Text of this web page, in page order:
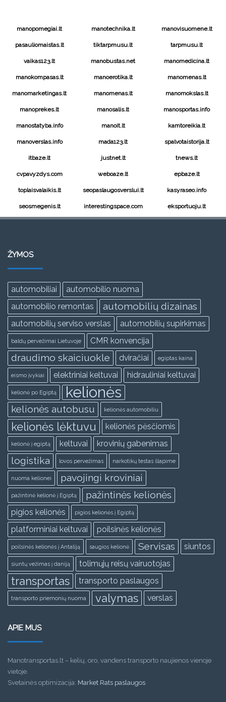
manopomegiai.lt manotechnika.lt manovisuomene.lt
pasauliomaistas.lt tiktarpmusu.lt tarpmusu.lt
vaikas123.lt manobustas.net manomedicina.lt
manokompasas.lt manoerotika.lt manomenas.lt
manomarketingas.lt manomenas.lt manomokslas.lt
manoprekes.lt manosalis.lt manosportas.info
manostatyba.info manoit.lt kamtoreikia.lt
manoverslas.info mada123.lt spalvotaistorija.lt
itbaze.lt justnet.lt tnews.lt
cvpavyzdys.com weboaze.lt epbaze.lt
toplaisvalaikis.lt seopaslaugosverslui.lt kasyraseo.info
seosmegenis.lt interestingspace.com eksportuoju.lt
ŽYMOS
automobiliai
automobilio nuoma
automobilio remontas
automobilių dizainas
automobilių serviso verslas automobilių supirkimas
baldų pervežimai Lietuvoje CMR konvencija
draudimo skaiciuokle dviračiai egiptas kaina
eismo įvykiai elektriniai keltuvai hidrauliniai keltuvai
kelionė po Egiptą kelionės
kelionės autobusu kelionės automobiliu
kelionės lėktuvu kelionės pėsčiomis
kelionė į egiptą keltuvai krovinių gabenimas
logistika lovos pervežimas narkotikų testas šlapime
nuoma kelionei pavojingi kroviniai
pažintinė kelionė į Egiptą pažintinės kelionės
pigios kelionės pigios kelionės į Egiptą
platforminiai keltuvai poilsinės kelionės
poilsinės kelionės į Antaliją saugios kelionė Servisas siuntos
siuntų vežimas į daniją tolimųjų reisų vairuotojas
transportas transporto paslaugos
transporto priemonių nuoma valymas verslas
APIE MUS
Manotransportas.lt – kelių, oro, vandens transporto naujienos vienoje
vietoje.
Svetainės optimizacija: Market Rats paslaugos